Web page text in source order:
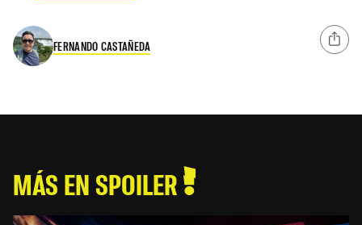
FERNANDO CASTAÑEDA
MÁS EN SPOILER